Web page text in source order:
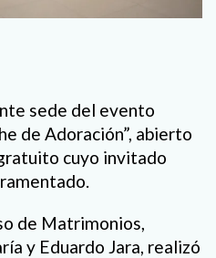
sede del evento
de Adoración”, abierto
cuyo invitado
de Matrimonios
y Eduardo Jara, realizó